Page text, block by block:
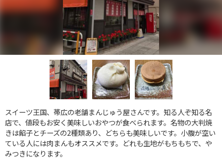
スイーツ王国、帯広の老舗まんじゅう屋さんです。知る人ぞ知る名
店で、値段もお安く美味しいおやつが食べられます。名物の大判焼
きは餡子とチーズの2種類あり、どちらも美味しいです。小腹が空い
ている人には肉まんもオススメです。どれも生地がもちもちで、や
みつきになります。